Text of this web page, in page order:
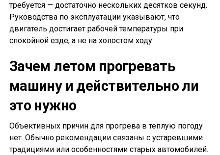
требуется — достаточно нескольких десятков секунд.
Руководства по эксплуатации указывают, что
двигатель достигает рабочей температуры при
спокойной езде, а не на холостом ходу.
Зачем летом прогревать
машину и действительно ли
это нужно
Объективных причин для прогрева в теплую погоду
нет. Обычно рекомендации связаны с устаревшими
традициями или особенностями старых автомобилей.